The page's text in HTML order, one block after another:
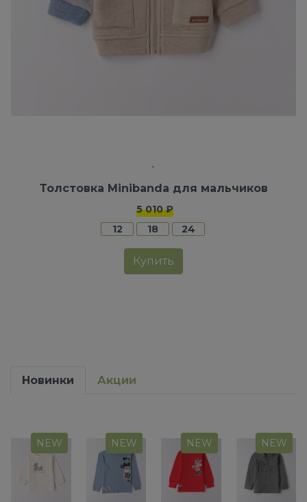
Толстовка Minibanda для мальчиков
5 010 ₽
12
18 24
Купить
Новинки Акции
NEW NEW NEW NEW